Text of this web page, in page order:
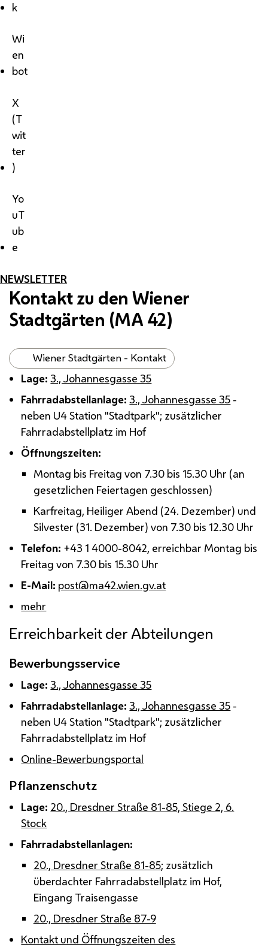
k
Wi
en
bot
X
(T
wit
ter
)
Yo
uT
ub
e
NEWSLETTER
Kontakt zu den Wiener
Stadtgärten (MA42)
Wiener Stadtgärten - Kontakt
Lage: 3., Johannesgasse 35
Fahrradabstellanlage: 3., Johannesgasse 35 -
neben U4 Station "Stadtpark"; zusätzlicher
Fahrradabstellplatz im Hof
Öffnungszeiten:
Montag bis Freitag von 7.30 bis 15.30 Uhr (an
gesetzlichen Feiertagen geschlossen)
Karfreitag, Heiliger Abend (24. Dezember) und
Silvester (31. Dezember) von 7.30 bis 12.30 Uhr
Telefon: +43 1 4000-8042, erreichbar Montag bis
Freitag von 7.30 bis 15.30 Uhr
E-Mail: post@ma42.wien.gv.at
mehr
Erreichbarkeit der Abteilungen
Bewerbungsservice
Lage: 3., Johannesgasse 35
Fahrradabstellanlage: 3., Johannesgasse 35 -
neben U4 Station "Stadtpark"; zusätzlicher
Fahrradabstellplatz im Hof
Online-Bewerbungsportal
Pflanzenschutz
Lage: 20., Dresdner Straße 81-85, Stiege 2, 6.
Stock
Fahrradabstellanlagen:
20., Dresdner Straße 81-85; zusätzlich
überdachter Fahrradabstellplatz im Hof,
Eingang Traisengasse
20., Dresdner Straße 87-9
Kontakt und Öffnungszeiten des